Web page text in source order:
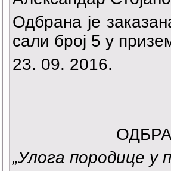
Одбрана је
сали број 5 у
23. 09. 2016.
„Улога породице у